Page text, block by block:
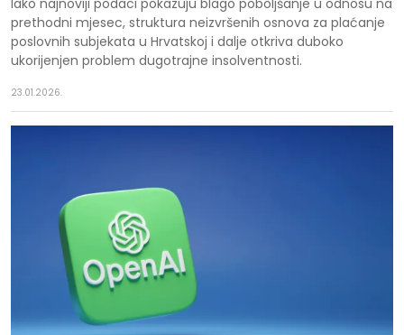
Iako najnoviji podaci pokazuju blago poboljšanje u odnosu na
prethodni mjesec, struktura neizvršenih osnova za plaćanje
poslovnih subjekata u Hrvatskoj i dalje otkriva duboko
ukorijenjen problem dugotrajne insolventnosti.
23.01.2026.